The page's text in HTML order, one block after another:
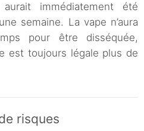
immédiatement été
semaine. La vape n’aura
pour être disséquée,
est toujours légale plus de
risques